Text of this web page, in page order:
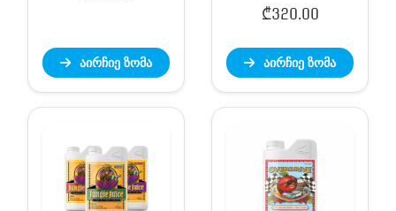
through
₾360.00
აირჩიე ზომა
₾ 320.00 Price
₾45.00
through
₾320.00
აირჩიე ზომა